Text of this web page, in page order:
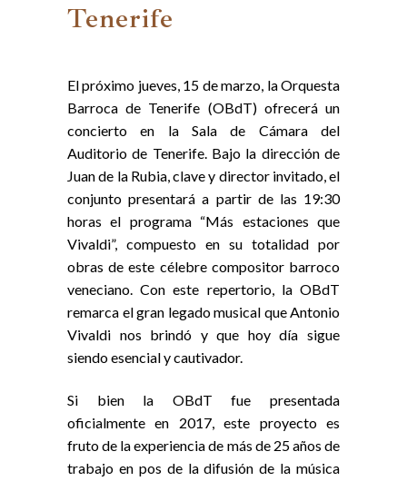
Tenerife
El próximo jueves, 15 de marzo, la Orquesta
Barroca de Tenerife (OBdT) ofrecerá un
concierto en la Sala de Cámara del
Auditorio de Tenerife. Bajo la dirección de
Juan de la Rubia, clave y director invitado, el
conjunto presentará a partir de las 19:30
horas el programa “Más estaciones que
Vivaldi”, compuesto en su totalidad por
obras de este célebre compositor barroco
veneciano. Con este repertorio, la OBdT
remarca el gran legado musical que Antonio
Vivaldi nos brindó y que hoy día sigue
siendo esencial y cautivador.
Si bien la OBdT fue presentada
oficialmente en 2017, este proyecto es
fruto de la experiencia de más de 25 años de
trabajo en pos de la difusión de la música